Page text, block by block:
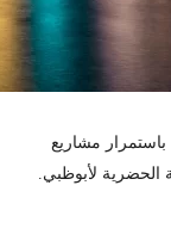
مشاريع
الحضرية لأبوظبي.